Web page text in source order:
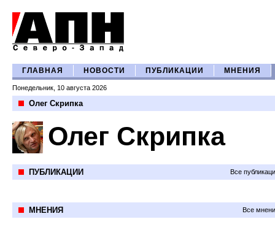
ГЛАВНАЯ НОВОСТИ ПУБЛИКАЦИИ МНЕНИЯ
Понедельник, 10 августа 2026
Олег Скрипка
Олег Скрипка
ПУБЛИКАЦИИ Все
МНЕНИЯ Все